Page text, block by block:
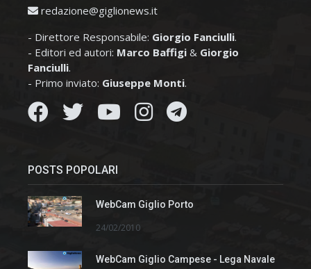
redazione@giglionews.it
- Direttore Responsabile: Giorgio Fanciulli.
- Editori ed autori: Marco Baffigi & Giorgio
Fanciulli.
- Primo inviato: Giuseppe Monti.
POSTS POPOLARI
WebCam Giglio Porto
24/02/2010
WebCam Giglio Campese - Lega Navale